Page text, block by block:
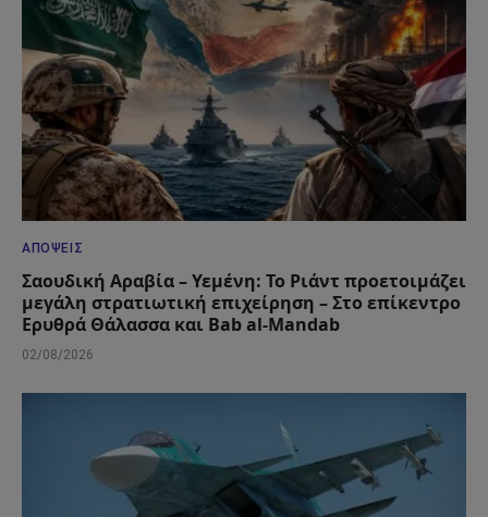
ΑΠΌΨΕΙΣ
Σαουδική Αραβία – Υεμένη: Το Ριάντ προετοιμάζει
μεγάλη στρατιωτική επιχείρηση – Στο επίκεντρο
Ερυθρά Θάλασσα και Bab al-Mandab
02/08/2026